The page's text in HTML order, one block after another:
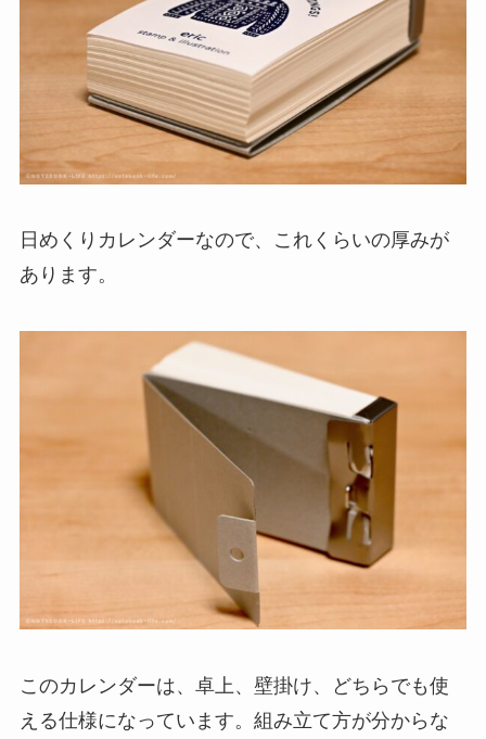
日めくりカレンダーなので、これくらいの厚みが
あります。
このカレンダーは、卓上、壁掛け、どちらでも使
える仕様になっています。組み立て方が分からな